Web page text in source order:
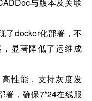
与版本及关联
了docker化部署，不
显著降低了运维成
性能，支持灰度发
署，确保7*24在线服